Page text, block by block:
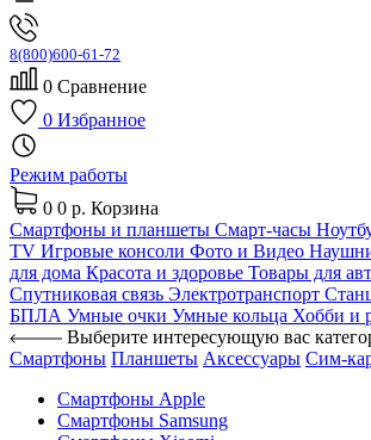
8(800)600-61-72
0 Сравнение
0 Избранное
Режим работы
0 0 р. Корзина
Смартфоны и планшеты Смарт-часы
TV Игровые консоли Фото и Видео
для дома Красота и здоровье Товары для
Спутниковая связь Электротранспорт
БПЛА Умные очки Умные кольца Хобби и
Выберите интересующую вас
Смартфоны Планшеты Аксессуары Сим-
Смартфоны Apple
Смартфоны Samsung